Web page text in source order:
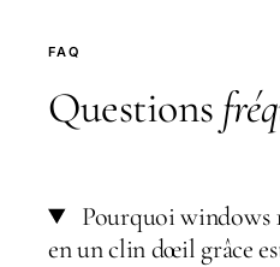
FAQ
Questions
Pourquoi windows
en un clin dœil grâce